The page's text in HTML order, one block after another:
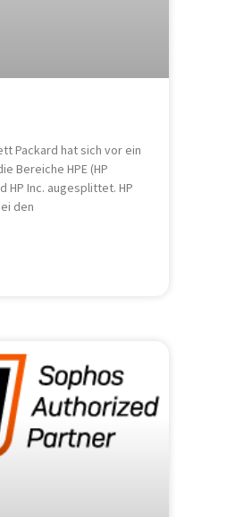
Packard hat sich vor ein
Bereiche HPE (HP
HP Inc. augesplittet. HP
den